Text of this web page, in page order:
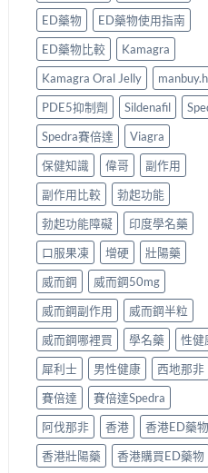
ED藥物
ED藥物使用指南
ED藥物比較
Kamagra
Kamagra Oral Jelly
PDE5抑制劑
Sildenafil
Spedra賽倍達
Viagra
保健知識
偉哥
副作用
副作用比較
勃起功能
勃起功能障礙
印度學名藥
口服果凍
增硬
壯陽藥
威而鋼
威而鋼50mg
威而鋼副作用
威而鋼半粒
威而鋼哪裡買
學名藥
性健
犀利士
男性健康
西地那非
賽倍達
賽倍達Spedra
阿伐那非
香港
香港ED藥物
香港壯陽藥
香港購買ED藥物